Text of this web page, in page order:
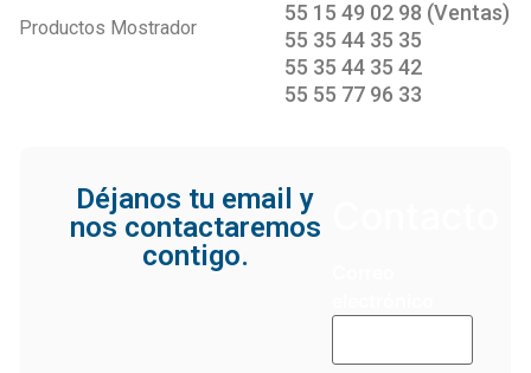
Productos Mostrador
55 15 49 02 98 (Ventas)
55 35 44 35 35
55 35 44 35 42
55 55 77 96 33
Déjanos tu email y
nos contactaremos
contigo.